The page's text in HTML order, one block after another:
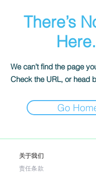
There’s
We can’t find the page
Check the URL, or head
Go
关于我们
责任条款